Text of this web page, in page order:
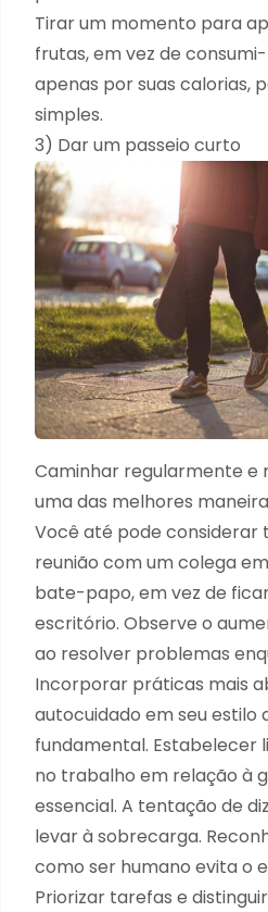
Tirar um momento para
frutas, em vez de
apenas por suas calorias,
simples.
3) Dar um passeio curto
Caminhar regularmente e
uma das melhores
Você até pode
reunião com um colega
bate-papo, em vez de
escritório. Observe o
ao resolver problemas
Incorporar práticas mais
autocuidado em seu estilo
fundamental. Estabelecer
no trabalho em relação à
essencial. A tentação de
levar à sobrecarga.
como ser humano evita o
Priorizar tarefas e